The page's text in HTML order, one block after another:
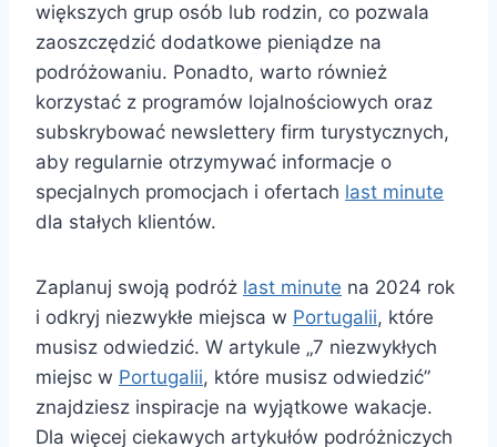
większych grup osób lub rodzin, co pozwala
zaoszczędzić dodatkowe pieniądze na
podróżowaniu. Ponadto, warto również
korzystać z programów lojalnościowych oraz
subskrybować newslettery firm turystycznych,
aby regularnie otrzymywać informacje o
specjalnych promocjach i ofertach last minute
dla stałych klientów.
Zaplanuj swoją podróż last minute na 2024 rok
i odkryj niezwykłe miejsca w Portugalii, które
musisz odwiedzić. W artykule „7 niezwykłych
miejsc w Portugalii, które musisz odwiedzić”
znajdziesz inspiracje na wyjątkowe wakacje.
Dla więcej ciekawych artykułów podróżniczych